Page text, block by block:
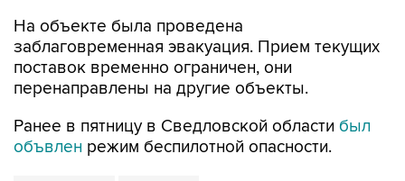
На объекте была проведена
заблаговременная эвакуация. Прием текущих
поставок временно ограничен, они
перенаправлены на другие объекты.
Ранее в пятницу в Сведловской области был
объвлен режим беспилотной опасности.